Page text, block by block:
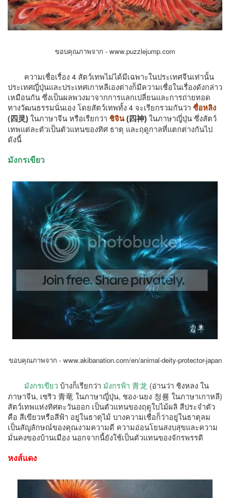
ขอบคุณภาพจาก - www.puzzlejump.com
ความเชื่อเรื่อง 4 สัตว์เทพไม่ได้มีเฉพาะในประเทศจีนเท่านั้น
ประเทศญี่ปุ่นและประเทศเกาหลีเองต่างก็มีความเชื่อในเรื่องดังกล่าว
เหมือนกัน ซึ่งเป็นผลพวงมาจากการแลกเปลี่ยนและการถ่ายทอด
ทางวัฒนธรรมนั่นเอง โดยสัตว์เทพทั้ง 4 จะเรียกรวมกันว่า ซื่อหลิง
(四灵) ในภาษาจีน หรือเรียกว่า ชิจิน(四神) ในภาษาญี่ปุ่น ซึ่งสัตว์
เทพแต่ละตัวเป็นตัวแทนของทิศ ธาตุ และฤดูกาลที่แตกต่างกันไป
ดังนี้
มังกรเขียว
ขอบคุณภาพจาก - www.akibanation.com/en/animal-deity-protector-japan
มังกรเขียว บ้างก็เรียกว่า มังกรฟ้า 青龙 (อ่านว่า ชิงหลง ใน
ภาษาจีน, เซริว 青竜 ในภาษาญี่ปุ่น, ชอง-นยง 청룡 ในภาษาเกาหลี)
สัตว์เทพแห่งทิศตะวันออก เป็นตัวแทนของฤดูใบไม้ผลิ สีประจำตัว
คือ สีเขียวหรือสีฟ้า อยู่ในธาตุไม้ บางความเชื่อก็ว่าอยู่ในธาตุลม
เป็นสัญลักษณ์ของคุณงามความดี ความอ่อนโยนสงบสุขและความ
มั่นคงของบ้านเมือง นอกจากนี้ยังใช้เป็นตัวแทนของจักรพรรดิ
หงส์แดง